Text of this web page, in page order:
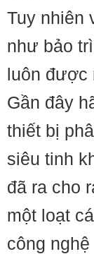
Tuy nhiên
như bảo
luôn được
Gần đây
thiết bị
siêu tinh
đã ra cho
một loạt
công